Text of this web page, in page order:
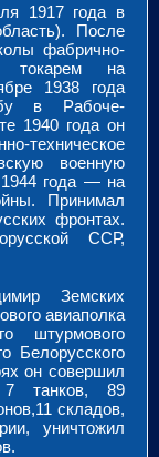
1917 года в
После
фабрично-
токарем на
1938 года
в Рабоче-
1940 года он
техническое
военную
года — на
Принимал
фронтах.
ССР,
Земских
авиаполка
штурмового
Белорусского
он совершил
7 танков, 89
складов,
уничтожил